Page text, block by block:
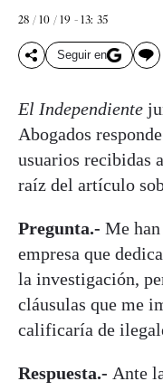
28 / 10 / 19 - 13: 35
Seguir en
El Independiente
Abogados
usuarios recibidas
raíz del artículo
Pregunta.- Me
empresa que
la investigación,
cláusulas que me
calificaría de
Respuesta.- Ante